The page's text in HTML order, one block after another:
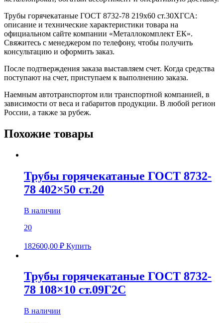
Трубы горячекатаные ГОСТ 8732-78 219x60 ст.30ХГСА:
описание и технические характеристики товара на
официальном сайте компании «Металлокомплект ЕК».
Свяжитесь с менеджером по телефону, чтобы получить
консультацию и оформить заказ.
После подтверждения заказа выставляем счет. Когда средства
поступают на счет, приступаем к выполнению заказа.
Наемным автотранспортом или транспортной компанией, в
зависимости от веса и габаритов продукции. В любой регион
России, а также за рубеж.
Похожие товары
Трубы горячекатаные ГОСТ 8732-
78 402×50 ст.20
В наличии
20
182600,00 ₽ Купить
Трубы горячекатаные ГОСТ 8732-
78 108×10 ст.09Г2С
В наличии